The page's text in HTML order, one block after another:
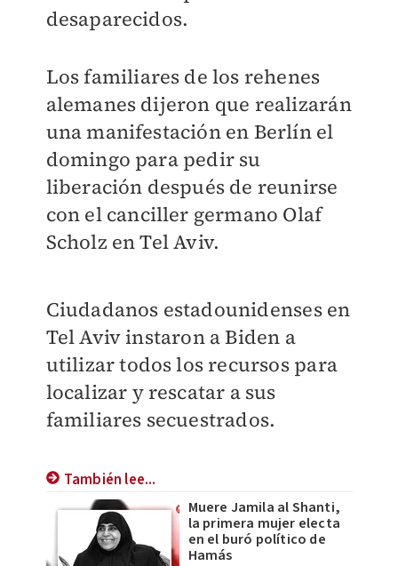
desaparecidos.
Los familiares de los rehenes
alemanes dijeron que realizarán
una manifestación en Berlín el
domingo para pedir su
liberación después de reunirse
con el canciller germano Olaf
Scholz en Tel Aviv.
Ciudadanos estadounidenses en
Tel Aviv instaron a Biden a
utilizar todos los recursos para
localizar y rescatar a sus
familiares secuestrados.
También lee...
Muere Jamila al Shanti,
la primera mujer electa
en el buró político de
Hamás